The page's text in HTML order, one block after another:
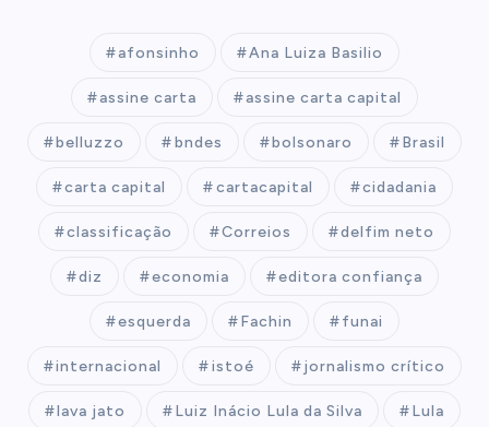
afonsinho Ana Luiza Basilio
assine carta assine carta capital
belluzzo bndes bolsonaro Brasil
carta capital cartacapital cidadania
classificação Correios delfim neto
diz economia editora confiança
esquerda Fachin funai
internacional istoé jornalismo crítico
lava jato Luiz Inácio Lula da Silva Lula